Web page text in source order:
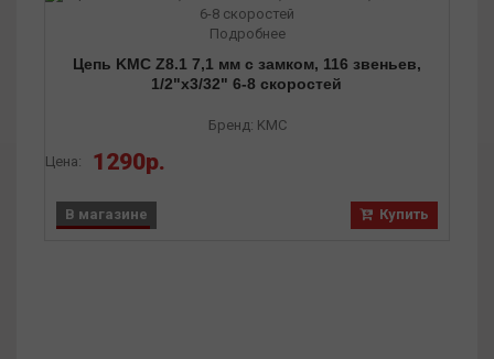
Подробнее
Цепь KMC Z8.1 7,1 мм с замком, 116 звеньев,
1/2"x3/32" 6-8 скоростей
Бренд: KMC
Цена: 1290р.
Купить
В магазине